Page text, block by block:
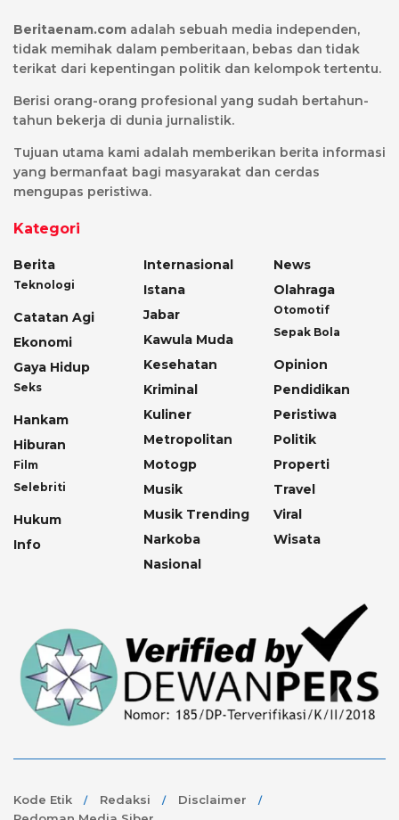
Beritaenam.com adalah sebuah media independen,
tidak memihak dalam pemberitaan, bebas dan tidak
terikat dari kepentingan politik dan kelompok tertentu.
Berisi orang-orang profesional yang sudah bertahun-
tahun bekerja di dunia jurnalistik.
Tujuan utama kami adalah memberikan berita informasi
yang bermanfaat bagi masyarakat dan cerdas
mengupas peristiwa.
Kategori
Berita
Teknologi
Catatan Agi
Ekonomi
Gaya Hidup
Seks
Hankam
Hiburan
Film
Selebriti
Hukum
Info
Internasional
Istana
Jabar
Kawula Muda
Kesehatan
Kriminal
Kuliner
Metropolitan
Motogp
Musik
Musik Trending
Narkoba
Nasional
News
Olahraga
Otomotif
Sepak Bola
Opinion
Pendidikan
Peristiwa
Politik
Properti
Travel
Viral
Wisata
Kode Etik Redaksi
Disclaimer